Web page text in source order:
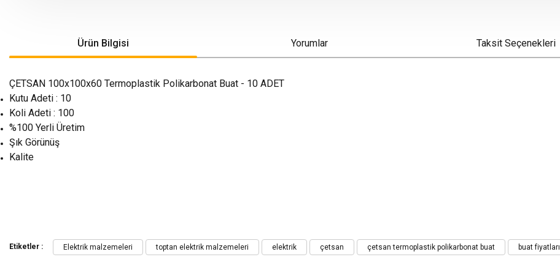
Ürün Bilgisi Yorumlar Taksit Seçenekleri
ÇETSAN 100x100x60 Termoplastik Polikarbonat Buat - 10 ADET
Kutu Adeti : 10
Koli Adeti : 100
%100 Yerli Üretim
Şık Görünüş
Kalite
Bu ürüne ilk yorumu siz yapın!
Görüş ve önerileriniz için teşekkür ederiz.
Etiketler : Elektrik malzemeleri toptan elektrik malzemeleri elektrik çetsan çetsan termoplastik polikarbonat buat buat fiyatları